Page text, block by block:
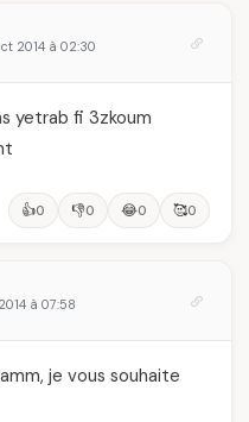
2014 à 02:30
yetrab fi 3zkoum
👍0 👎0 😂0 🥰0
à 07:58
je vous souhaite